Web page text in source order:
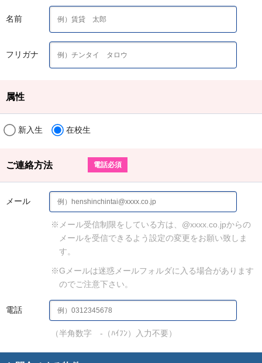
名前
フリガナ
属性
新入生 在校生
ご連絡方法 電話必須
メール
※メール受信制限をしている方は、@xxxx.co.jpからの
メールを受信できるよう設定の変更をお願い致しま
す。
※Gメールは迷惑メールフォルダに入る場合があります
のでご注意下さい。
電話
（半角数字 -（ﾊｲﾌﾝ）入力不要）